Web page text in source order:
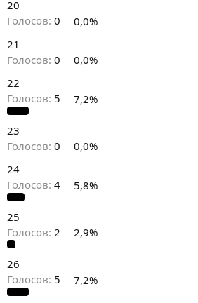
20
Голосов: 0
0,0%
21
Голосов: 0
0,0%
22
Голосов: 5 7,2%
23
Голосов: 0
0,0%
24
Голосов: 4 5,8%
25
Голосов: 2 2,9%
26
Голосов: 5 7,2%